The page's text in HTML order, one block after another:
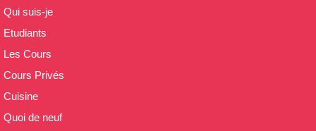
Qui suis-je
Etudiants
Les Cours
Cours Privés
Cuisine
Quoi de neuf